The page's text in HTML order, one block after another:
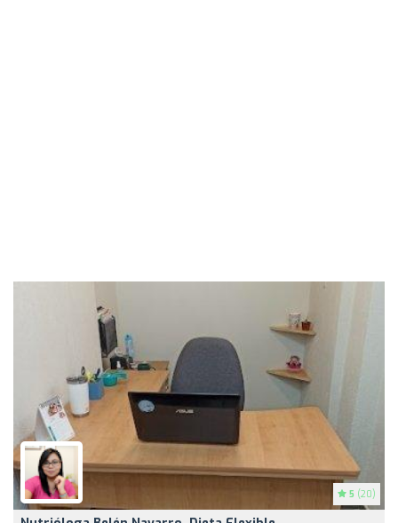
5 (20)